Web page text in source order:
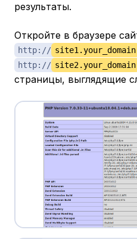
результаты.
Откройте в браузере
http:// site1.your_domain
http:// site2.your_domain
страницы, выглядящие